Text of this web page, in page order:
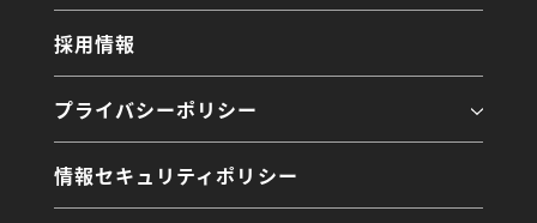
採用情報
プライバシーポリシー
情報セキュリティポリシー